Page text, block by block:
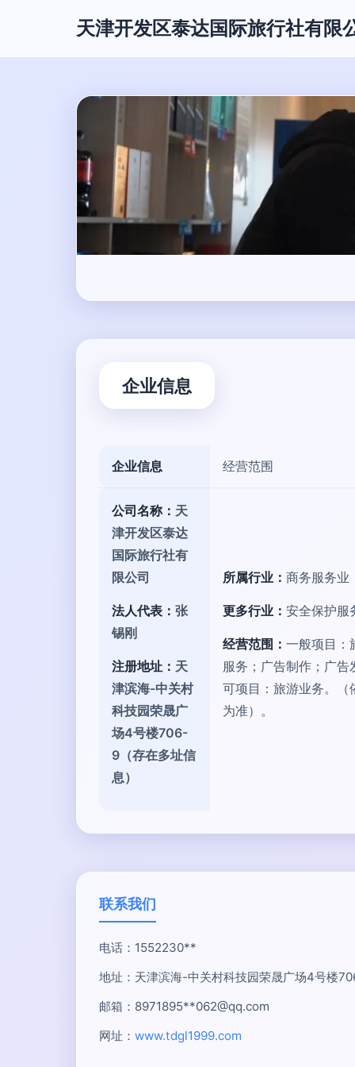
天津开发区泰达国际旅行社有限
企业信息
企业信息 经营范围
公司名称： 天
津开发区泰达
国际旅行社有
限公司
法人代表： 张
锡刚
注册地址： 天
津滨海-中关村
科技园荣晟广
场4号楼706-
9（存在多址信
息）
所属行业： 商务服务业
更多行业： 安全保护服
经营范围： 一般项目：
服务；广告制作；广
可项目：旅游业务。（
为准）。
联系我们
电话：1552230**
地址：天津滨海-中关村科技园荣晟广场4号楼
邮箱：8971895**062@qq.com
网址： www.tdgl1999.com